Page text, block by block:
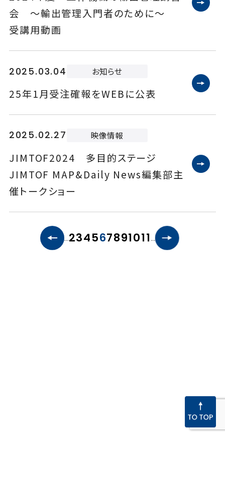
会 ～輸出管理入門者のために～
受講用動画
2025.03.04 お知らせ
25年1月受注確報をWEBに公表
2025.02.27 映像情報
JIMTOF2024 多目的ステージ
JIMTOF MAP&Daily News編集部主
催トークショー
«...234567891011 ...▶︎